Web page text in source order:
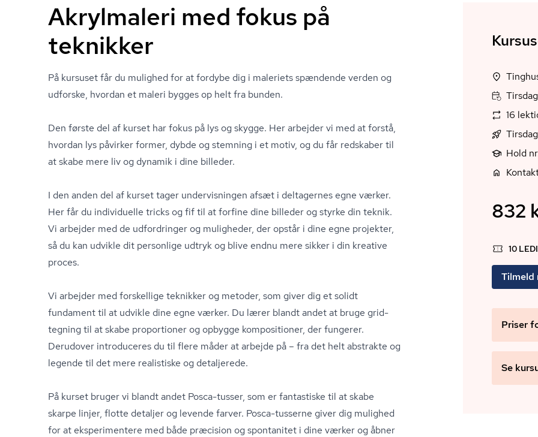
Akrylmaleri med fokus på
teknikker
På kursuset får du mulighed for at fordybe dig i maleriets spændende verden og
udforske, hvordan et maleri bygges op helt fra bunden.
Den første del af kurset har fokus på lys og skygge. Her arbejder vi med at forstå,
hvordan lys påvirker former, dybde og stemning i et motiv, og du får redskaber til
at skabe mere liv og dynamik i dine billeder.
I den anden del af kurset tager undervisningen afsæt i deltagernes egne værker.
Her får du individuelle tricks og fif til at forfine dine billeder og styrke din teknik.
Vi arbejder med de udfordringer og muligheder, der opstår i dine egne projekter,
så du kan udvikle dit personlige udtryk og blive endnu mere sikker i din kreative
proces.
Vi arbejder med forskellige teknikker og metoder, som giver dig et solidt
fundament til at udvikle dine egne værker. Du lærer blandt andet at bruge grid-
tegning til at skabe proportioner og opbygge kompositioner, der fungerer.
Derudover introduceres du til flere måder at arbejde på – fra det helt abstrakte og
legende til det mere realistiske og detaljerede.
På kurset bruger vi blandt andet Posca-tusser, som er fantastiske til at skabe
skarpe linjer, flotte detaljer og levende farver. Posca-tusserne giver dig mulighed
for at eksperimentere med både præcision og spontanitet i dine værker og åbner
16
Hold
832
10
Tilmeld
Priser
Se